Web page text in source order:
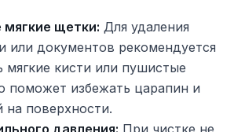
мягкие щетки: Для удаления
или документов рекомендуется
мягкие кисти или пушистые
поможет избежать царапин и
поверхности.
давления: При чистке не